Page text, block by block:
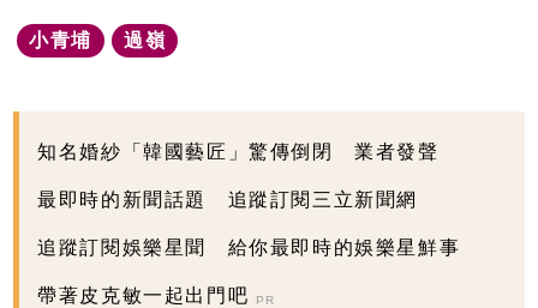
小青埔 過嶺
知名婚紗「韓國藝匠」驚傳倒閉 業者發聲
最即時的新聞話題 追蹤訂閱三立新聞網
追蹤訂閱娛樂星聞 給你最即時的娛樂星鮮事
帶著皮克敏一起出門吧 PR